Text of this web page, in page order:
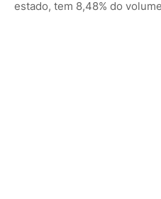
estado, tem 8,48% do